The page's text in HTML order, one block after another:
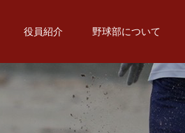
役員紹介 野球部について